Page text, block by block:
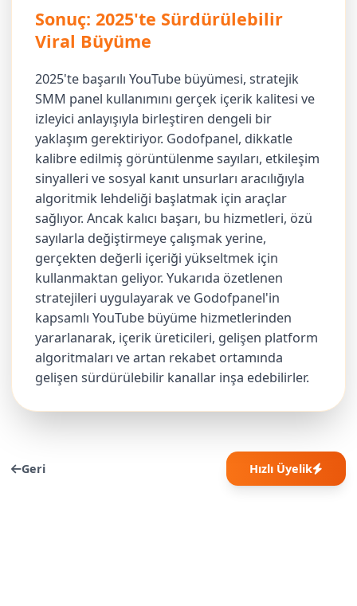
Sonuç: 2025'te Sürdürülebilir
Viral Büyüme
2025'te başarılı YouTube büyümesi, stratejik
SMM panel kullanımını gerçek içerik kalitesi ve
izleyici anlayışıyla birleştiren dengeli bir
yaklaşım gerektiriyor. Godofpanel, dikkatle
kalibre edilmiş görüntülenme sayıları, etkileşim
sinyalleri ve sosyal kanıt unsurları aracılığıyla
algoritmik lehdeliği başlatmak için araçlar
sağlıyor. Ancak kalıcı başarı, bu hizmetleri, özü
sayılarla değiştirmeye çalışmak yerine,
gerçekten değerli içeriği yükseltmek için
kullanmaktan geliyor. Yukarıda özetlenen
stratejileri uygulayarak ve Godofpanel'in
kapsamlı YouTube büyüme hizmetlerinden
yararlanarak, içerik üreticileri, gelişen platform
algoritmaları ve artan rekabet ortamında
gelişen sürdürülebilir kanallar inşa edebilirler.
Geri Hızlı Üyelik